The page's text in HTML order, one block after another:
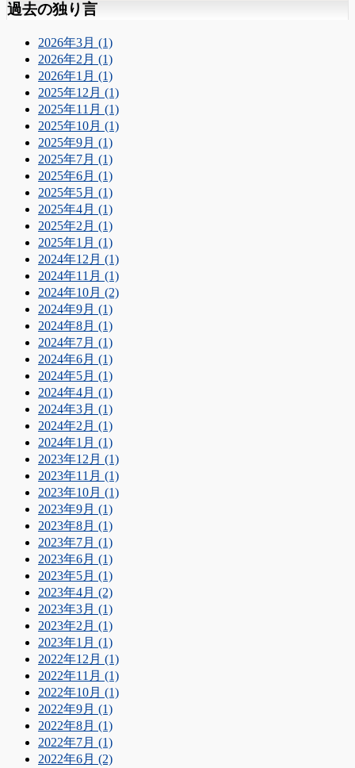
過去の独り言
2026年3月 (1)
2026年2月 (1)
2026年1月 (1)
2025年12月 (1)
2025年11月 (1)
2025年10月 (1)
2025年9月 (1)
2025年7月 (1)
2025年6月 (1)
2025年5月 (1)
2025年4月 (1)
2025年2月 (1)
2025年1月 (1)
2024年12月 (1)
2024年11月 (1)
2024年10月 (2)
2024年9月 (1)
2024年8月 (1)
2024年7月 (1)
2024年6月 (1)
2024年5月 (1)
2024年4月 (1)
2024年3月 (1)
2024年2月 (1)
2024年1月 (1)
2023年12月 (1)
2023年11月 (1)
2023年10月 (1)
2023年9月 (1)
2023年8月 (1)
2023年7月 (1)
2023年6月 (1)
2023年5月 (1)
2023年4月 (2)
2023年3月 (1)
2023年2月 (1)
2023年1月 (1)
2022年12月 (1)
2022年11月 (1)
2022年10月 (1)
2022年9月 (1)
2022年8月 (1)
2022年7月 (1)
2022年6月 (2)